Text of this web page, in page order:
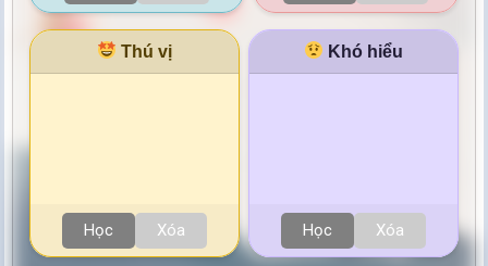
Thú vị
Học Xóa
Khó hiểu
Học Xóa